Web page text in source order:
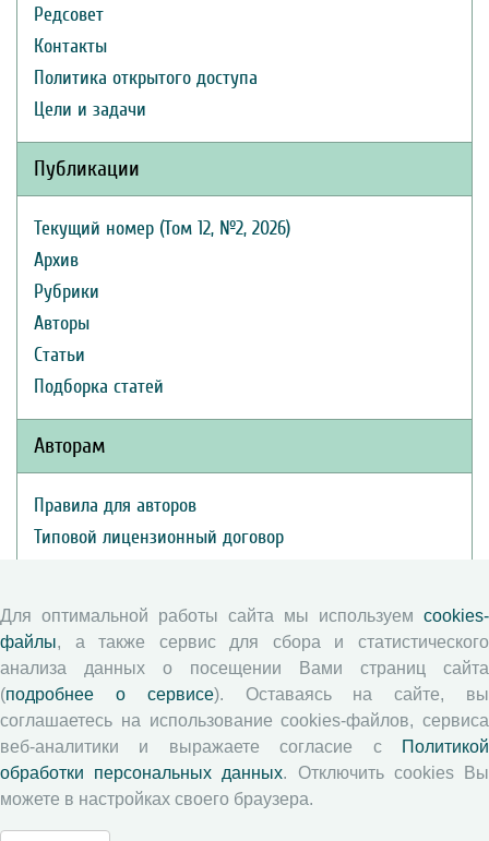
Редсовет
Контакты
Политика открытого доступа
Цели и задачи
Публикации
Текущий номер (Том 12, №2, 2026)
Архив
Рубрики
Авторы
Статьи
Подборка статей
Авторам
Правила для авторов
Типовой лицензионный договор
Авторские права
Рецензентам
Памятка рецензенту
Положение о рецензировании
Форма рецензии
Для оптимальной работы сайта мы используем cookies-
файлы, а также сервис для сбора и статистического
анализа данных о посещении Вами страниц сайта
(подробнее о сервисе). Оставаясь на сайте, вы
соглашаетесь на использование cookies-файлов, сервиса
веб-аналитики и выражаете согласие с
Политикой
обработки персональных данных. Отключить cookies Вы
можете в настройках своего браузера.